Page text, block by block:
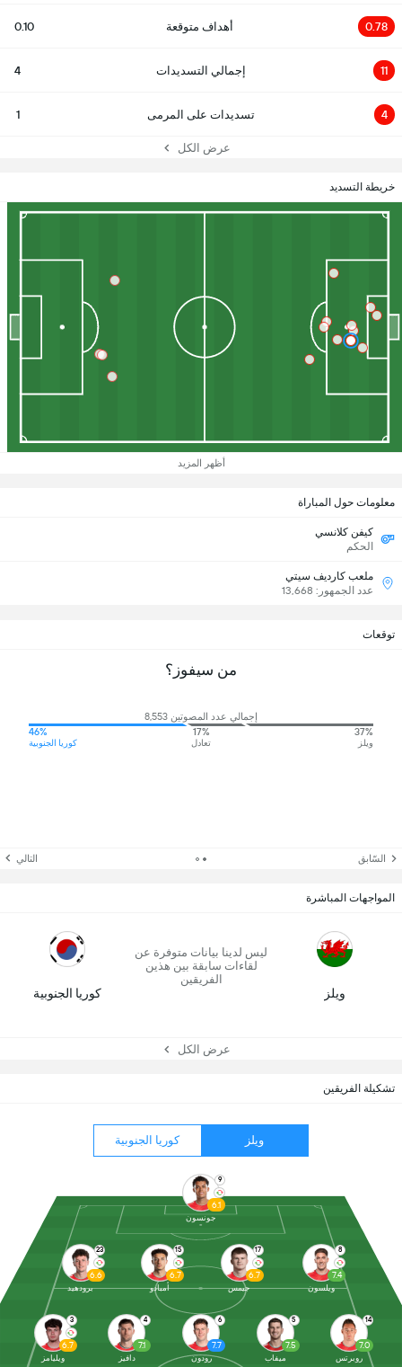
0.78 أهداف متوقعة 0.10
11 إجمالي التسديدات 4
4 تسديدات على المرمى 1
عرض الكل
خريطة التسديد
أظهر المزيد
تشكيلة الفريقين
ويلز كوريا الجنوبية
4
7.1
دافيز
6
7.7
رودون
5
7.5
ميفاب
3
6.7
ويليامز
14
7.0
روبرتس
23
6.6
برودهيد
15
6.7
أمبادو
17
6.7
جيمس
8
7.4
ويلسون
9
6.1
جونسون
معلومات حول المباراة
كيفن كلانسي
الحكم
ملعب كارديف سيتي
عدد الجمهور: 13,668
توقعات
من سيفوز؟
إجمالي عدد المصوتين 8,553
37%
ويلز
17%
تعادل
46%
كوريا الجنوبية
السّابق التالي
المواجهات المباشرة
ويلز
ليس لدينا بيانات متوفرة عن
لقاءات سابقة بين هذين
الفريقين
كوريا الجنوبية
عرض الكل